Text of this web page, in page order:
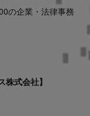
の企業・法律事務
株式会社】